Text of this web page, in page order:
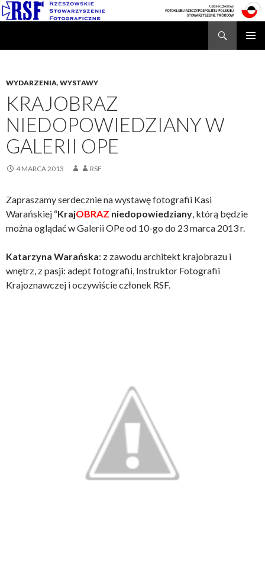
WYDARZENIA, WYSTAWY
KRAJOBRAZ
NIEDOPOWIEDZIANY W
GALERII OPE
4 MARCA 2013 RSF
Zapraszamy serdecznie na wystawę fotografii Kasi
Warańskiej “KrajOBRAZ niedopowiedziany , którą będzie
można oglądać w Galerii OPe od 10-go do 23 marca 2013 r.
Katarzyna Warańska: z zawodu architekt krajobrazu i
wnętrz, z pasji: adept fotografii, Instruktor Fotografii
Krajoznawczej i oczywiście członek RSF.